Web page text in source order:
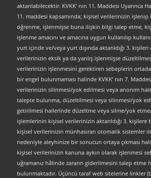
aktarılabilecektir. KVKK’ nın 11. Maddesi Uyarınca
11. maddesi kapsamında; kişisel verilerinizin
öğrenme, işlenmişse buna ilişkin bilgi talep etme,
işlenme amacını ve amacına uygun kullanılıp
yurt içinde ve/veya yurt dışında aktarıldığı 3.
verilerinizin eksik ya da yanlış işlenmişse
verilerinizin işlenmesini gerektiren sebeplerin
bir engel bulunmaması halinde KVKK’ nın 7.
verilerinizin silinmesi/yok edilmesi veya anonim
talepte bulunma, düzeltilmesi veya silinmesi/yok
getirilmesi hallerinde düzeltme veya silme/yok
işlemlerinin kişisel verilerinizin aktarıldığı 3.
kişisel verilerinizin münhasıran otomatik sistemler
nedeniyle aleyhinize bir sonucun ortaya çıkması
kişisel verilerinizin kanuna aykırı olarak işlenmesi
uğramanız hâlinde zararın giderilmesini talep etme
bulunmaktadır. Üçüncü taraf web sitelerine linkler